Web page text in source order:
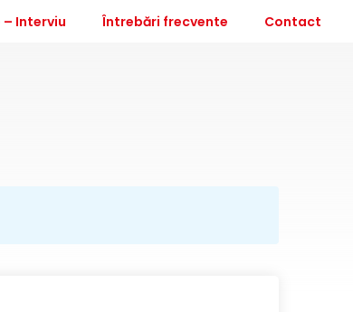
Interviu Întrebări frecvente Contact